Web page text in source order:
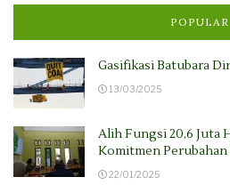
POPULAR
Gasifikasi Batubara
13/03/2025
Alih Fungsi 20,6 Juta
Komitmen
22/01/2025